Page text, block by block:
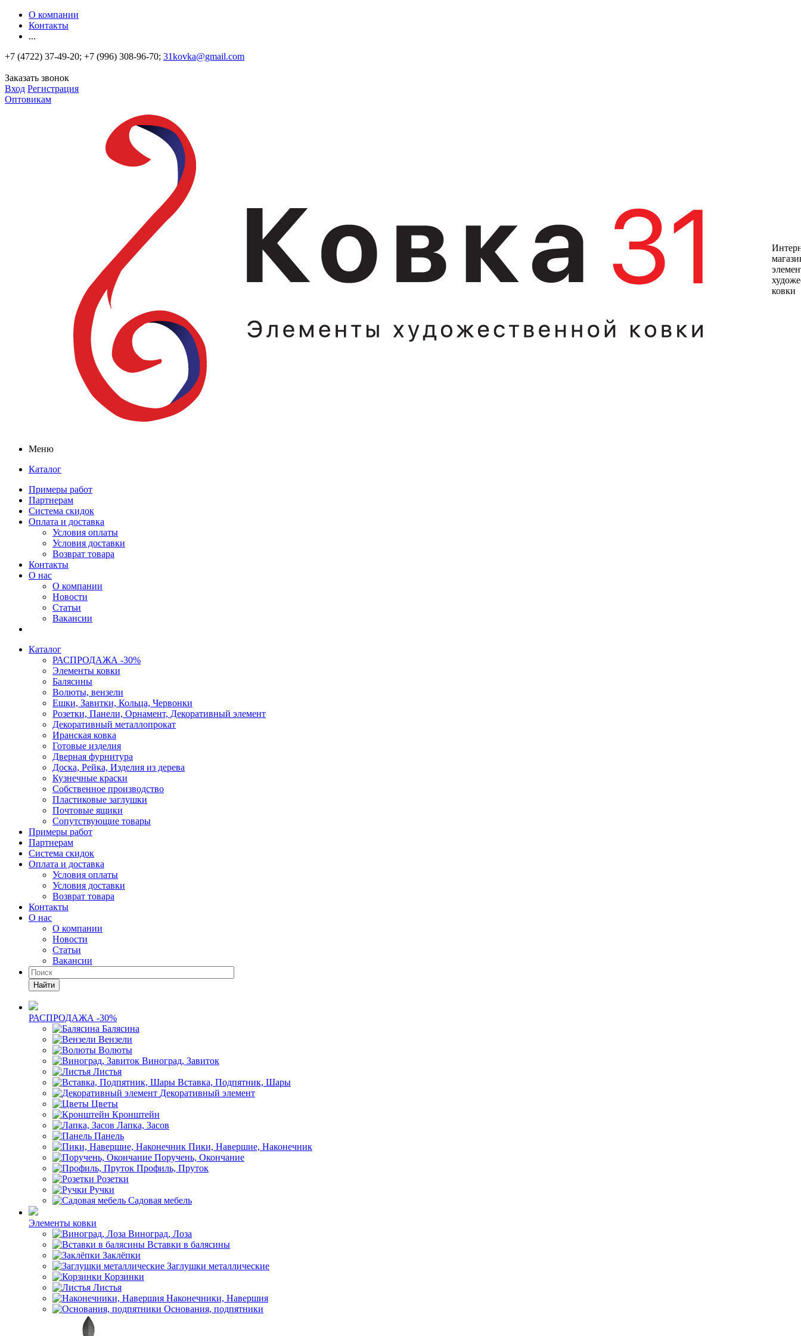
О компании
Контакты
...
+7 (4722) 37-49-20; +7 (996) 308-96-70; 31kovka@gmail.com
Заказать звонок
Вход Регистрация
Оптовикам
ковки
Меню
Каталог
Примеры работ
Партнерам
Система скидок
Оплата и доставка
Условия оплаты
Условия доставки
Возврат товара
Контакты
О нас
О компании
Новости
Статьи
Вакансии
Каталог
РАСПРОДАЖА -30%
Элементы ковки
Балясины
Волюты, вензели
Ешки, Завитки, Кольца, Червонки
Розетки, Панели, Орнамент, Декоративный элемент
Декоративный металлопрокат
Иранская ковка
Готовые изделия
Дверная фурнитура
Доска, Рейка, Изделия из дерева
Кузнечные краски
Собственное производство
Пластиковые заглушки
Почтовые ящики
Сопутствующие товары
Примеры работ
Партнерам
Система скидок
Оплата и доставка
Условия оплаты
Условия доставки
Возврат товара
Контакты
О нас
О компании
Новости
Статьи
Вакансии
Найти
РАСПРОДАЖА -30%
Балясина
Вензели
Волюты
Виноград, Завиток
Листья
Вставка, Подпятник, Шары
Декоративный элемент
Цветы
Кронштейн
Лапка, Засов
Панель
Пики, Навершие, Наконечник
Поручень, Окончание
Профиль, Пруток
Розетки
Ручки
Садовая мебель
Элементы ковки
Виноград, Лоза
Вставки в балясины
Заклёпки
Заглушки металлические
Корзинки
Листья
Наконечники, Навершия
Основания, подпятники